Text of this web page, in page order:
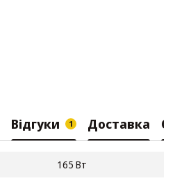
Відгуки 1 Доставка
165 Вт